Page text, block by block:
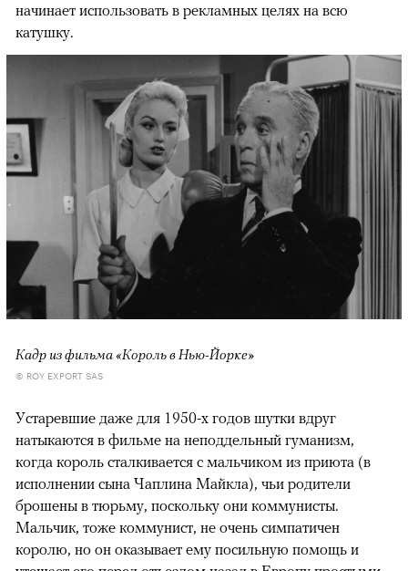
начинает использовать в рекламных целях на всю
катушку.
Кадр из фильма «Король в Нью-Йорке»
© ROY EXPORT SAS
Устаревшие даже для 1950-х годов шутки вдруг
натыкаются в фильме на неподдельный гуманизм,
когда король сталкивается с мальчиком из приюта (в
исполнении сына Чаплина Майкла), чьи родители
брошены в тюрьму, поскольку они коммунисты.
Мальчик, тоже коммунист, не очень симпатичен
королю, но он оказывает ему посильную помощь и